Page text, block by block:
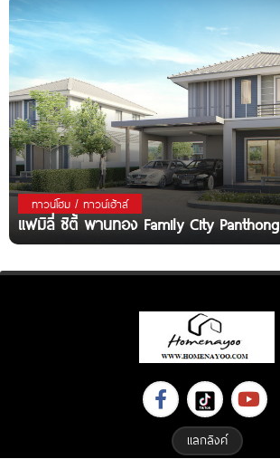
ทาวน์โฮม / ทาวน์เฮ้าส์
แฟมิลี่ ซิตี้ พานทอง Family City Panthong
แลกลิงค์